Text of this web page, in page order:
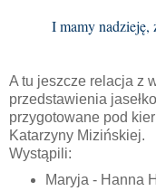
I mamy nadzieję,
A tu jeszcze relacja z
przedstawienia
przygotowane pod
Katarzyny Mizińskiej.
Wystąpili:
Maryja - Hanna